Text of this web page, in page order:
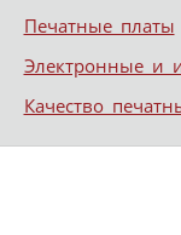
Печатные платы
Электронные и
Качество